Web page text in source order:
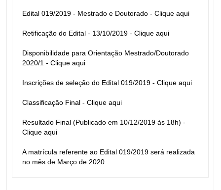
Edital 019/2019 - Mestrado e Doutorado - Clique aqui
Retificação do Edital - 13/10/2019 - Clique aqui
Disponibilidade para Orientação Mestrado/Doutorado
2020/1 - Clique aqui
Inscrições de seleção do Edital 019/2019 - Clique aqui
Classificação Final - Clique aqui
Clique aqui
A matrícula referente ao Edital 019/2019 será realizada
no mês de Março de 2020